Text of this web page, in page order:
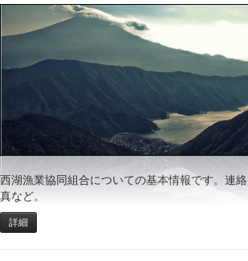
西湖漁業協同組合についての基本情報です。連
真など。
詳細